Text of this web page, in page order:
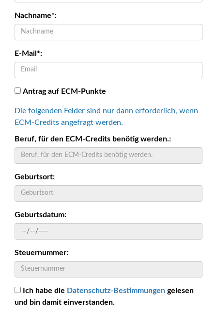
Nachname*:
E-Mail*:
Antrag auf ECM-Punkte
Die folgenden Felder sind nur dann erforderlich, wenn
ECM-Credits angefragt werden.
Beruf, für den ECM-Credits benötig werden.:
Geburtsort:
Geburtsdatum:
Steuernummer:
Ich habe die Datenschutz-Bestimmungen gelesen
und bin damit einverstanden.